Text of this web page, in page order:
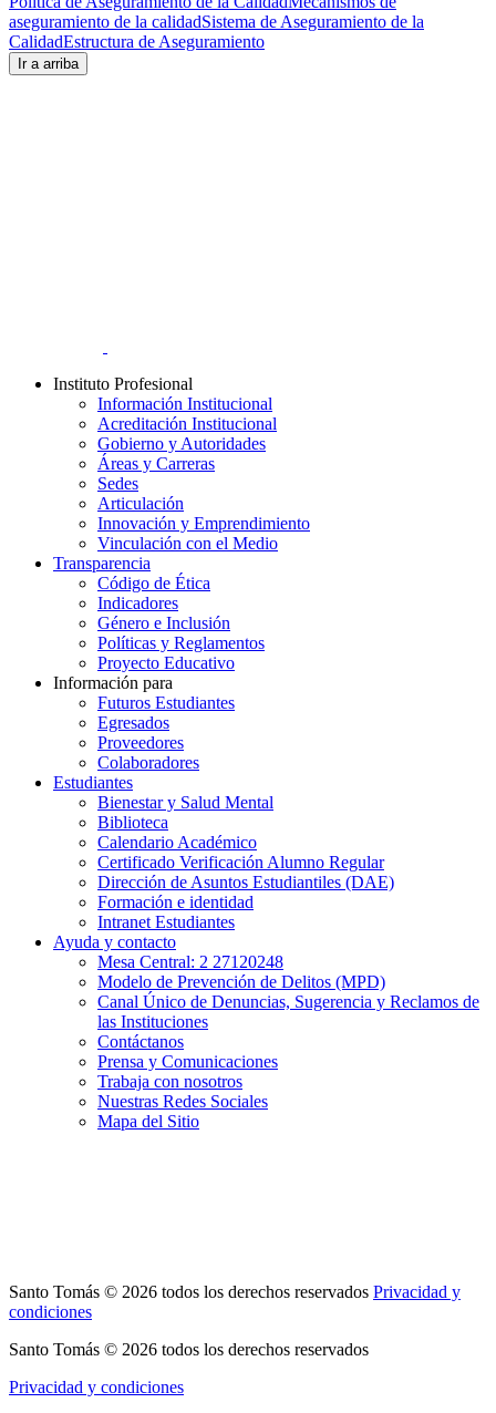
aseguramiento de la calidadSistema de Aseguramiento de la
CalidadEstructura de Aseguramiento
Ir a arriba
Instituto Profesional
Información Institucional
Acreditación Institucional
Gobierno y Autoridades​
Áreas y Carreras
Sedes
Articulación
Innovación y Emprendimiento
Vinculación con el Medio
Transparencia
Código de Ética
Indicadores
Género e Inclusión
Políticas y Reglamentos​
Proyecto Educativo
Información para
Futuros Estudiantes
Egresados
Proveedores
Colaboradores
Estudiantes
Bienestar y Salud Mental
Biblioteca
Calendario Académico
Certificado Verificación Alumno Regular
Dirección de Asuntos Estudiantiles (DAE)
Formación e identidad
Intranet Estudiantes
Ayuda y contacto
Mesa Central: 2 27120248
Modelo de Prevención de Delitos (MPD)
Canal Único de Denuncias, Sugerencia y Reclamos de
las Instituciones
Contáctanos
Prensa y Comunicaciones
Trabaja con nosotros
Nuestras Redes Sociales
Mapa del Sitio
Santo Tomás © 2026 todos los derechos reservados Privacidad y
condiciones
Santo Tomás © 2026 todos los derechos reservados
Privacidad y condiciones